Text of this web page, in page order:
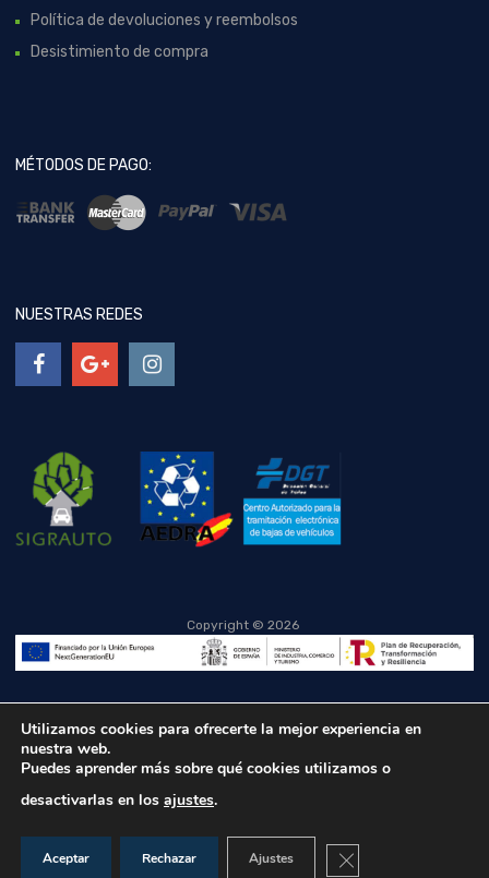
Política de devoluciones y reembolsos
Desistimiento de compra
MÉTODOS DE PAGO:
NUESTRAS REDES
Copyright © 2026
Utilizamos cookies para ofrecerte la mejor experiencia en
nuestra web.
Puedes aprender más sobre qué cookies utilizamos o
desactivarlas en los ajustes.
Aceptar Rechazar Ajustes Cerrar el banner de